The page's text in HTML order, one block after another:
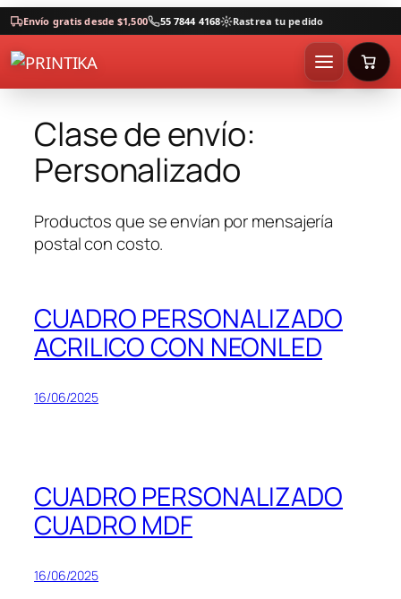
Envío gratis desde $1,500 55 7844 4168 Rastrea tu pedido
Clase de envío:
Personalizado
Productos que se envían por mensajería
postal con costo.
CUADRO PERSONALIZADO
ACRILICO CON NEONLED
16/06/2025
CUADRO PERSONALIZADO
CUADRO MDF
16/06/2025